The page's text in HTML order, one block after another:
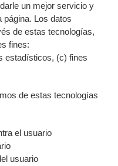
un mejor servicio y
página. Los datos
de estas tecnologías,
fines:
estadísticos, (c) fines
de estas tecnologías
el usuario
usuario